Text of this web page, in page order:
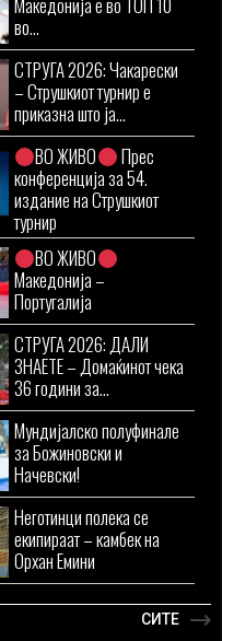
во...
СТРУГА 2026: Чакарески
– Струшкиот турнир е
приказна што ја...
ВО ЖИВО
Прес
конференција за 54.
издание на Струшкиот
турнир
ВО ЖИВО
Македонија –
Португалија
СТРУГА 2026: ДАЛИ
ЗНАЕТЕ – Домаќинот чека
36 години за...
Мундијалско полуфинале
за Божиновски и
Начевски!
Неготинци полека се
екипираат – камбек на
Орхан Емини
СИТЕ